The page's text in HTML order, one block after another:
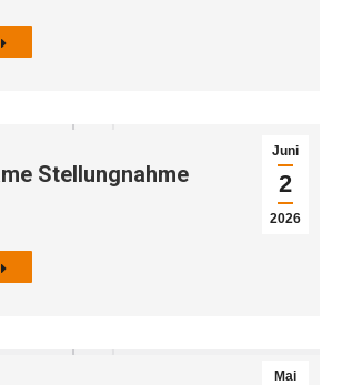
Juni
2
2026
Stellungnahme
Mai